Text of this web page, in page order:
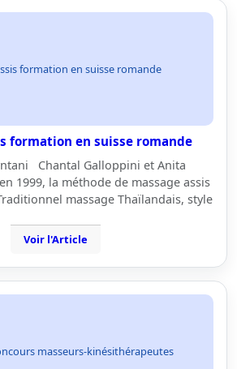
formation en suisse romande
formation en suisse romande
Chantal Galloppini et Anita
1999, la méthode de massage assis
massage Thaïlandais, style
Voir l'Article
masseurs-kinésithérapeutes